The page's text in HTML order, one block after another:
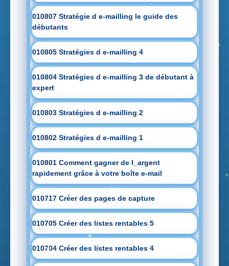
010807 Stratégie d e-mailling le guide des
débutants
010805 Stratégies d e-mailling 4
010804 Stratégies d e-mailling 3 de débutant à
expert
010803 Stratégies d e-mailling 2
010802 Stratégies d e-mailling 1
010801 Comment gagner de l_argent
rapidement grâce à votre boîte e-mail
010717 Créer des pages de capture
010705 Créer des listes rentables 5
010704 Créer des listes rentables 4